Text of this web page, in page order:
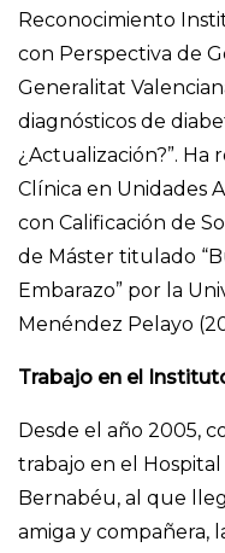
Reconocimiento
con Perspectiva de
Generalitat
diagnósticos de
¿Actualización?”. Ha
Clínica en Unidades
con Calificación de
de Máster titulado
Embarazo” por la
Menéndez Pelayo
Trabajo en el
Desde el año 2005,
trabajo en el
Bernabéu, al que
amiga y compañera,